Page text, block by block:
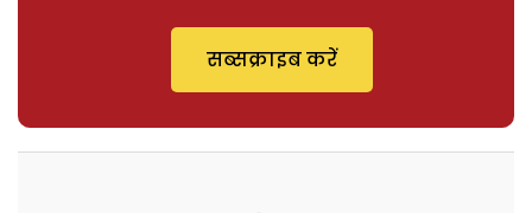
सब्सक्राइब करें